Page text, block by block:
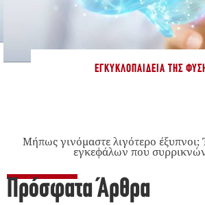
ΕΓΚΥΚΛΟΠΑΊΔΕΙΑ ΤΗΣ
Μήπως γινόμαστε λιγότερο έξυπνοι;
εγκεφάλων που
Πρόσφατα Άρθρα